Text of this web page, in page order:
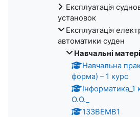
Експлуатація
установок
Експлуатація
автоматики суден
Навчальні
Навчальна
форма) – 1 курс
Інформатика_1
О.О._
13ЗВЕМВ1